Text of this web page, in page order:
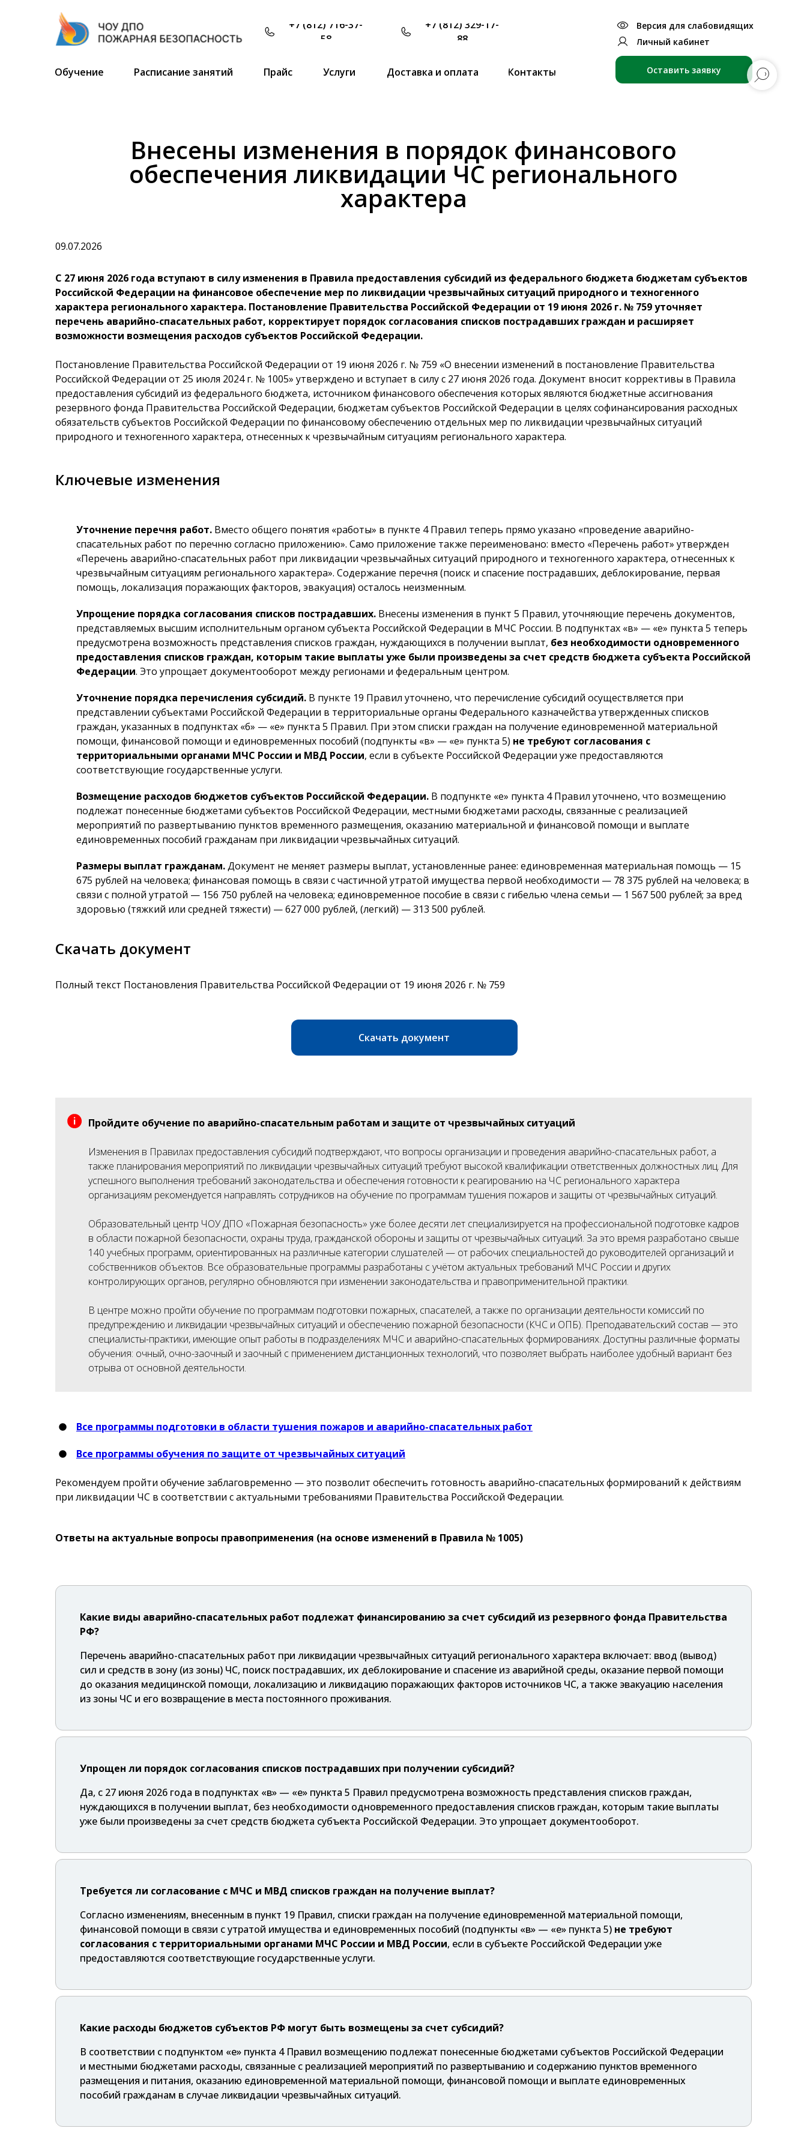
Оставить заявку
Обучение Расписание занятий
Версия для слабовидящих
Личный кабинет
+7 (812) 716-37-
58
+7 (812) 329-17-
88
Прайс Доставка и оплата Контакты
Услуги
Внесены изменения в порядок финансового
обеспечения ликвидации ЧС регионального
характера
09.07.2026
С 27 июня 2026 года вступают в силу изменения в Правила предоставления субсидий из федерального бюджета бюджетам субъектов
Российской Федерации на финансовое обеспечение мер по ликвидации чрезвычайных ситуаций природного и техногенного
характера регионального характера. Постановление Правительства Российской Федерации от 19 июня 2026 г. № 759 уточняет
перечень аварийно-спасательных работ, корректирует порядок согласования списков пострадавших граждан и расширяет
возможности возмещения расходов субъектов Российской Федерации.
Постановление Правительства Российской Федерации от 19 июня 2026 г. № 759 «О внесении изменений в постановление Правительства
Российской Федерации от 25 июля 2024 г. № 1005» утверждено и вступает в силу с 27 июня 2026 года. Документ вносит коррективы в Правила
предоставления субсидий из федерального бюджета, источником финансового обеспечения которых являются бюджетные ассигнования
резервного фонда Правительства Российской Федерации, бюджетам субъектов Российской Федерации в целях софинансирования расходных
обязательств субъектов Российской Федерации по финансовому обеспечению отдельных мер по ликвидации чрезвычайных ситуаций
природного и техногенного характера, отнесенных к чрезвычайным ситуациям регионального характера.
Ключевые изменения
Уточнение перечня работ. Вместо общего понятия «работы» в пункте 4 Правил теперь прямо указано «проведение аварийно-
спасательных работ по перечню согласно приложению». Само приложение также переименовано: вместо «Перечень работ» утвержден
«Перечень аварийно-спасательных работ при ликвидации чрезвычайных ситуаций природного и техногенного характера, отнесенных к
чрезвычайным ситуациям регионального характера». Содержание перечня (поиск и спасение пострадавших, деблокирование, первая
помощь, локализация поражающих факторов, эвакуация) осталось неизменным.
Упрощение порядка согласования списков пострадавших. Внесены изменения в пункт 5 Правил, уточняющие перечень документов,
представляемых высшим исполнительным органом субъекта Российской Федерации в МЧС России. В подпунктах «в» — «е» пункта 5 теперь
предусмотрена возможность представления списков граждан, нуждающихся в получении выплат, без необходимости одновременного
предоставления списков граждан, которым такие выплаты уже были произведены за счет средств бюджета субъекта Российской
Федерации. Это упрощает документооборот между регионами и федеральным центром.
Уточнение порядка перечисления субсидий. В пункте 19 Правил уточнено, что перечисление субсидий осуществляется при
представлении субъектами Российской Федерации в территориальные органы Федерального казначейства утвержденных списков
граждан, указанных в подпунктах «б» — «е» пункта 5 Правил. При этом списки граждан на получение единовременной материальной
помощи, финансовой помощи и единовременных пособий (подпункты «в» — «е» пункта 5) не требуют согласования с
территориальными органами МЧС России и МВД России, если в субъекте Российской Федерации уже предоставляются
соответствующие государственные услуги.
Возмещение расходов бюджетов субъектов Российской Федерации. В подпункте «е» пункта 4 Правил уточнено, что возмещению
подлежат понесенные бюджетами субъектов Российской Федерации, местными бюджетами расходы, связанные с реализацией
мероприятий по развертыванию пунктов временного размещения, оказанию материальной и финансовой помощи и выплате
единовременных пособий гражданам при ликвидации чрезвычайных ситуаций.
Размеры выплат гражданам.Документ не меняет размеры выплат, установленные ранее: единовременная материальная помощь — 15
675 рублей на человека; финансовая помощь в связи с частичной утратой имущества первой необходимости — 78 375 рублей на человека; в
связи с полной утратой — 156 750 рублей на человека; единовременное пособие в связи с гибелью члена семьи — 1 567 500 рублей; за вред
здоровью (тяжкий или средней тяжести) — 627 000 рублей, (легкий) — 313 500 рублей.
Скачать документ
Полный текст Постановления Правительства Российской Федерации от 19 июня 2026 г. № 759
Скачать документ
Пройдите обучение по аварийно-спасательным работам и защите от чрезвычайных ситуаций
Изменения в Правилах предоставления субсидий подтверждают, что вопросы организации и проведения аварийно-спасательных работ, а
также планирования мероприятий по ликвидации чрезвычайных ситуаций требуют высокой квалификации ответственных должностных лиц. Для
успешного выполнения требований законодательства и обеспечения готовности к реагированию на ЧС регионального характера
организациям рекомендуется направлять сотрудников на обучение по программам тушения пожаров и защиты от чрезвычайных ситуаций.
Образовательный центр ЧОУ ДПО «Пожарная безопасность» уже более десяти лет специализируется на профессиональной подготовке кадров
в области пожарной безопасности, охраны труда, гражданской обороны и защиты от чрезвычайных ситуаций. За это время разработано свыше
140 учебных программ, ориентированных на различные категории слушателей — от рабочих специальностей до руководителей организаций и
собственников объектов. Все образовательные программы разработаны с учётом актуальных требований МЧС России и других
контролирующих органов, регулярно обновляются при изменении законодательства и правоприменительной практики.
В центре можно пройти обучение по программам подготовки пожарных, спасателей, а также по организации деятельности комиссий по
предупреждению и ликвидации чрезвычайных ситуаций и обеспечению пожарной безопасности (КЧС и ОПБ). Преподавательский состав — это
специалисты-практики, имеющие опыт работы в подразделениях МЧС и аварийно-спасательных формированиях. Доступны различные форматы
обучения: очный, очно-заочный и заочный с применением дистанционных технологий, что позволяет выбрать наиболее удобный вариант без
отрыва от основной деятельности.
Все программы подготовки в области тушения пожаров и аварийно-спасательных работ
Все программы обучения по защите от чрезвычайных ситуаций
Рекомендуем пройти обучение заблаговременно — это позволит обеспечить готовность аварийно-спасательных формирований к действиям
при ликвидации ЧС в соответствии с актуальными требованиями Правительства Российской Федерации.
Ответы на актуальные вопросы правоприменения (на основе изменений в Правила № 1005)
Какие виды аварийно-спасательных работ подлежат финансированию за счет субсидий из резервного фонда Правительства
РФ?
Перечень аварийно-спасательных работ при ликвидации чрезвычайных ситуаций регионального характера включает: ввод (вывод)
сил и средств в зону (из зоны) ЧС, поиск пострадавших, их деблокирование и спасение из аварийной среды, оказание первой помощи
до оказания медицинской помощи, локализацию и ликвидацию поражающих факторов источников ЧС, а также эвакуацию населения
из зоны ЧС и его возвращение в места постоянного проживания.
Упрощен ли порядок согласования списков пострадавших при получении субсидий?
Да, с 27 июня 2026 года в подпунктах «в» — «е» пункта 5 Правил предусмотрена возможность представления списков граждан,
нуждающихся в получении выплат, без необходимости одновременного предоставления списков граждан, которым такие выплаты
уже были произведены за счет средств бюджета субъекта Российской Федерации. Это упрощает документооборот.
Требуется ли согласование с МЧС и МВД списков граждан на получение выплат?
Согласно изменениям, внесенным в пункт 19 Правил, списки граждан на получение единовременной материальной помощи,
финансовой помощи в связи с утратой имущества и единовременных пособий (подпункты «в» — «е» пункта 5) не требуют
согласования с территориальными органами МЧС России и МВД России, если в субъекте Российской Федерации уже
предоставляются соответствующие государственные услуги.
Какие расходы бюджетов субъектов РФ могут быть возмещены за счет субсидий?
В соответствии с подпунктом «е» пункта 4 Правил возмещению подлежат понесенные бюджетами субъектов Российской Федерации
и местными бюджетами расходы, связанные с реализацией мероприятий по развертыванию и содержанию пунктов временного
размещения и питания, оказанию единовременной материальной помощи, финансовой помощи и выплате единовременных
пособий гражданам в случае ликвидации чрезвычайных ситуаций.